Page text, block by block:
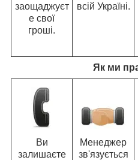
заощаджуєт
е свої
гроші.
всій Україні.
Як ми
Ви
залишаєте
Менеджер
зв'язується